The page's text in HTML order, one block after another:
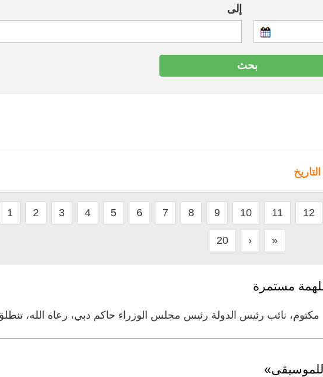
إلى
1 2 3 4 5 6 7 8 9 10 11 12
20 › »
مستمرة
نائب رئيس الدولة رئيس مجلس الوزراء حاكم دبي، رعاه الله،
للموسيقى»